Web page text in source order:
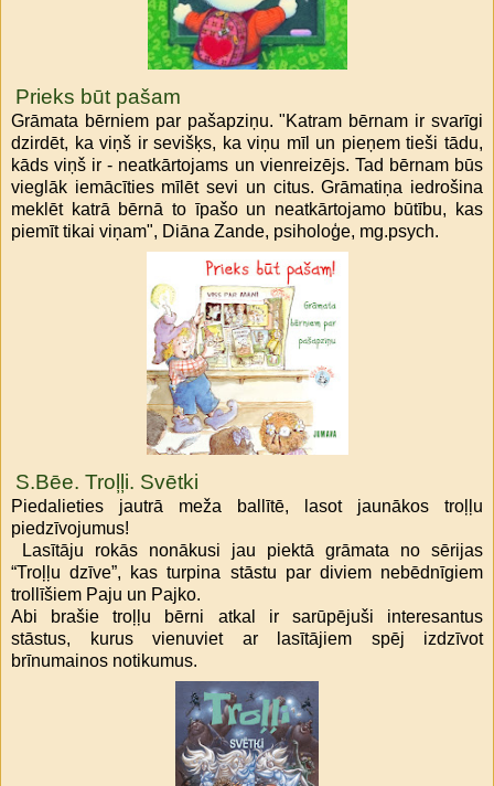
Prieks būt pašam
Grāmata bērniem par pašapziņu. "Katram bērnam ir svarīgi
dzirdēt, ka viņš ir sevišķs, ka viņu mīl un pieņem tieši tādu,
kāds viņš ir - neatkārtojams un vienreizējs. Tad bērnam būs
vieglāk iemācīties mīlēt sevi un citus. Grāmatiņa iedrošina
meklēt katrā bērnā to īpašo un neatkārtojamo būtību, kas
piemīt tikai viņam", Diāna Zande, psiholoģe, mg.psych.
S.Bēe. Troļļi. Svētki
Piedalieties jautrā meža ballītē, lasot jaunākos troļļu
piedzīvojumus!
Lasītāju rokās nonākusi jau piektā grāmata no sērijas
“Troļļu dzīve”, kas turpina stāstu par diviem nebēdnīgiem
trollīšiem Paju un Pajko.
Abi brašie troļļu bērni atkal ir sarūpējuši interesantus
stāstus, kurus vienuviet ar lasītājiem spēj izdzīvot
brīnumainos notikumus.